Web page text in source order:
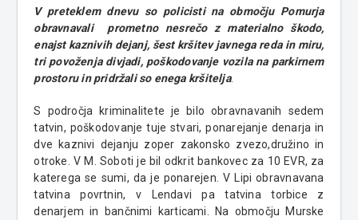
V preteklem dnevu so policisti na območju Pomurja
obravnavali prometno nesrečo z materialno škodo,
enajst kaznivih dejanj, šest kršitev javnega reda in miru,
tri povoženja divjadi, poškodovanje vozila na parkirnem
prostoru in pridržali so enega kršitelja.
S področja kriminalitete je bilo obravnavanih sedem
tatvin, poškodovanje tuje stvari, ponarejanje denarja in
dve kaznivi dejanju zoper zakonsko zvezo,družino in
otroke. V M. Soboti je bil odkrit bankovec za 10 EVR, za
katerega se sumi, da je ponarejen. V Lipi obravnavana
tatvina povrtnin, v Lendavi pa tatvina torbice z
denarjem in bančnimi karticami. Na območju Murske